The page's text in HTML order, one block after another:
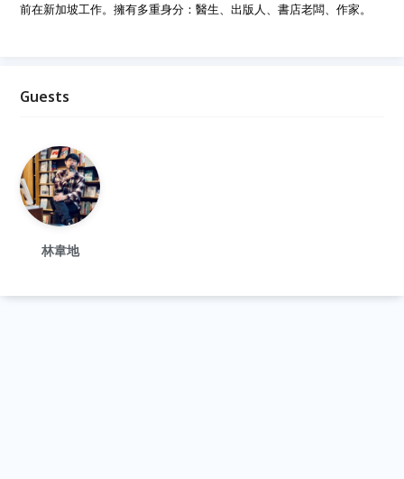
前在新加坡工作。擁有多重身分：醫生、出版人、書店老闆、作家。
Guests
林韋地